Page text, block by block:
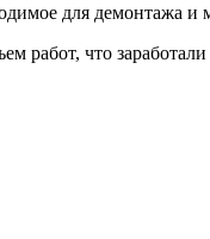
для демонтажа и
работ, что